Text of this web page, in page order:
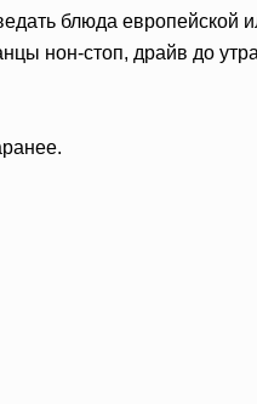
блюда европейской
нон-стоп, драйв до